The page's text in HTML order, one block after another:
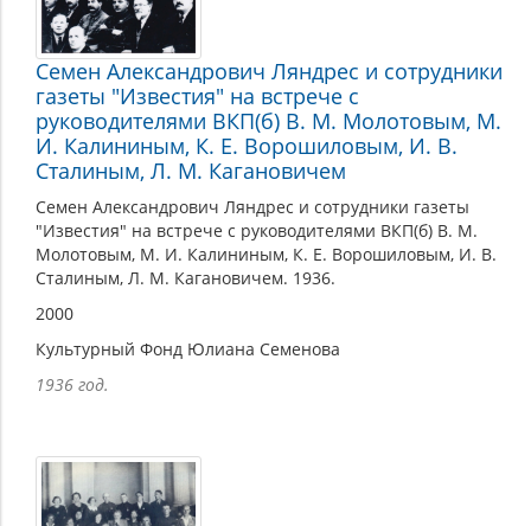
Семен Александрович Ляндрес и сотрудники
газеты "Известия" на встрече с
руководителями ВКП(б) В. М. Молотовым, М.
И. Калининым, К. Е. Ворошиловым, И. В.
Сталиным, Л. М. Кагановичем
Семен Александрович Ляндрес и сотрудники газеты
"Известия" на встрече с руководителями ВКП(б) В. М.
Молотовым, М. И. Калининым, К. Е. Ворошиловым, И. В.
Сталиным, Л. М. Кагановичем. 1936.
2000
Культурный Фонд Юлиана Семенова
1936 год.